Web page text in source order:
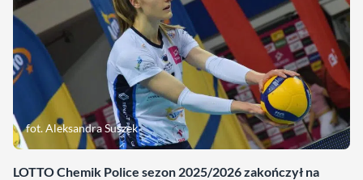
fot. Aleksandra Suszek
LOTTO Chemik Police sezon 2025/2026 zakończył na